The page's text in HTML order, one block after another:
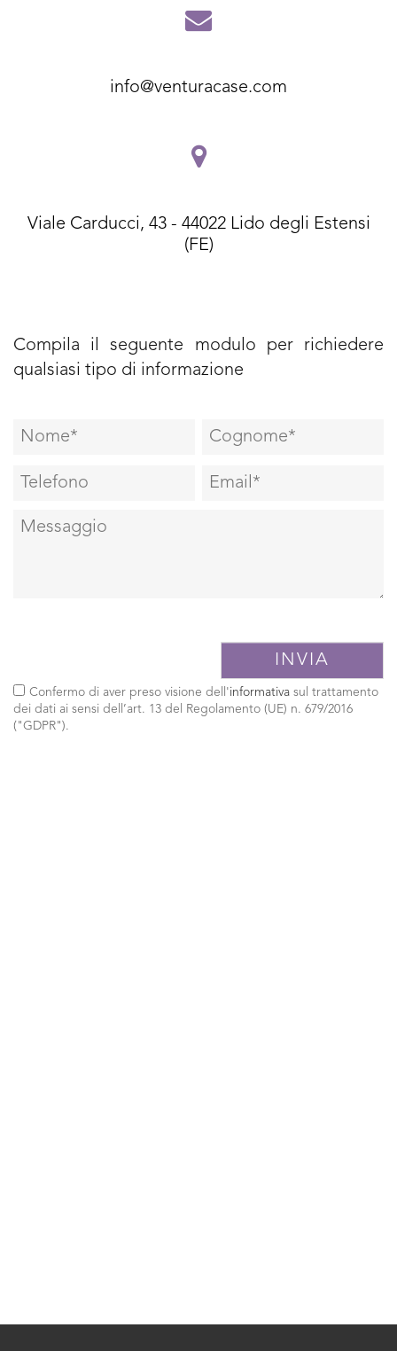
info@venturacase.com
Viale Carducci, 43 - 44022 Lido degli Estensi
(FE)
Compila il seguente modulo per richiedere
qualsiasi tipo di informazione
Confermo di aver preso visione dell'informativa sul trattamento
dei dati ai sensi dell’art. 13 del Regolamento (UE) n. 679/2016
("GDPR").